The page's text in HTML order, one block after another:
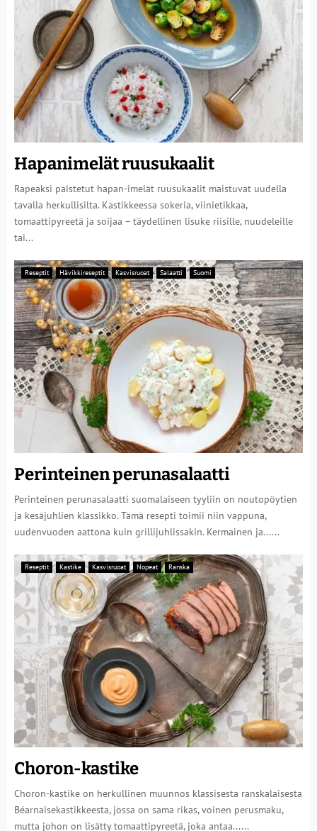
Hapanimelät ruusukaalit
Rapeaksi paistetut hapan-imelät ruusukaalit maistuvat uudella
tavalla herkullisilta. Kastikkeessa sokeria, viinietikkaa,
tomaattipyreetä ja soijaa – täydellinen lisuke riisille, nuudeleille
tai...
Reseptit Hävikkireseptit Kasvisruoat Salaatti Suomi
Perinteinen perunasalaatti
Perinteinen perunasalaatti suomalaiseen tyyliin on noutopöytien
ja kesäjuhlien klassikko. Tämä resepti toimii niin vappuna,
uudenvuoden aattona kuin grillijuhlissakin. Kermainen ja......
Reseptit Kastike Kasvisruoat Nopeat Ranska
Choron-kastike
Choron-kastike on herkullinen muunnos klassisesta ranskalaisesta
Béarnaisekastikkeesta, jossa on sama rikas, voinen perusmaku,
mutta johon on lisätty tomaattipyreetä, joka antaa......